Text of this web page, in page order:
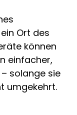
Ort des
können
einfacher,
solange sie
umgekehrt.